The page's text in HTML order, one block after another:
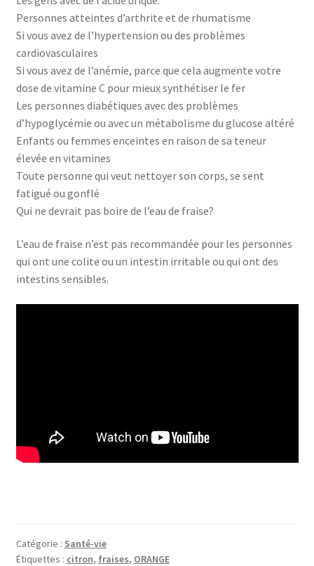
Personnes atteintes d’arthrite et de rhumatisme
Si vous avez de l’hypertension ou des problèmes
cardiovasculaires
Si vous avez de l’anémie, parce que cela augmente votre
dose de vitamine C pour mieux synthétiser le fer
Les personnes diabétiques avec des problèmes
d’hypoglycémie ou avec un métabolisme du glucose altéré
Enfants ou femmes enceintes en raison de sa teneur
élevée en vitamines
Toute personne qui veut nettoyer son corps, se sent
fatigué ou gonflé
Qui ne devrait pas boire de l’eau de fraise?
L’eau de fraise n’est pas recommandée pour les personnes
qui ont une colite ou un intestin irritable ou qui ont des
intestins sensibles.
Catégorie : Santé-vie
Étiquettes : citron, fraises, ORANGE